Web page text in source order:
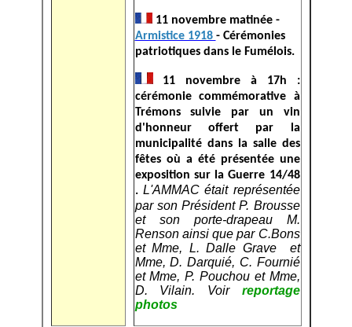
11 novembre matinée -
Armistice 1918 - Cérémonies
patriotiques dans le Fumélois.
11 novembre à 17h :
cérémonie commémorative à
Trémons suivie par un vin
d'honneur offert par la
municipalité dans la salle des
fêtes où a été présentée une
exposition sur la Guerre 14/48
. L'AMMAC était représentée
par son Président P. Brousse
et son porte-drapeau M.
Renson ainsi que par C.Bons
et Mme, L. Dalle Grave et
Mme, D. Darquié, C. Fournié
et Mme, P. Pouchou et Mme,
D. Vilain. Voir reportage
photos